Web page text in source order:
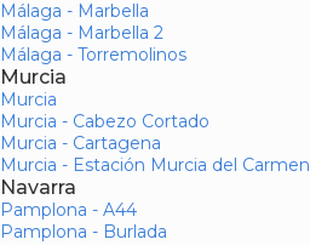
Málaga - Marbella
Málaga - Marbella 2
Málaga - Torremolinos
Murcia
Murcia
Murcia - Cabezo Cortado
Murcia - Cartagena
Murcia - Estación Murcia del Carmen
Navarra
Pamplona - A44
Pamplona - Burlada